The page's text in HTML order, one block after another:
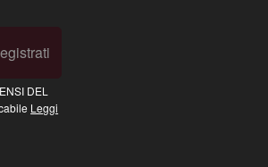
DEL
Leggi